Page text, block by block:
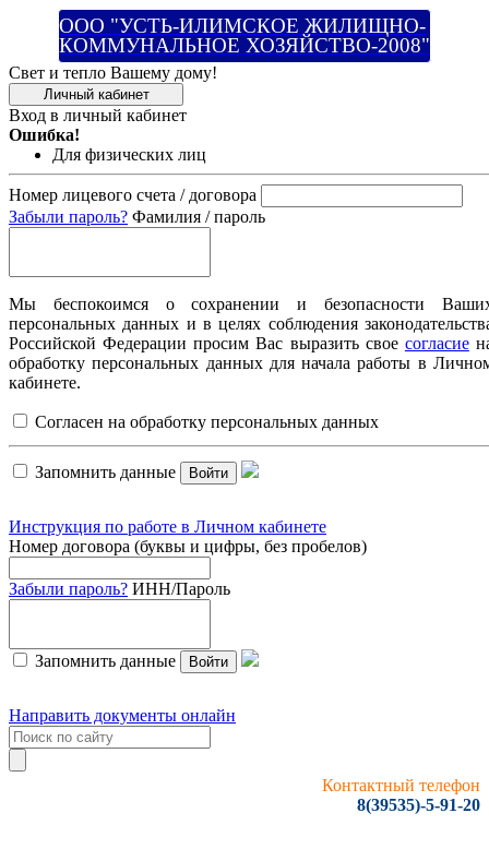
ООО "УСТЬ-ИЛИМСКОЕ ЖИЛИЩНО-
КОММУНАЛЬНОЕ ХОЗЯЙСТВО-2008"
Свет и тепло Вашему дому!
Личный кабинет
Вход в личный кабинет
Ошибка!
Для физических лиц
Номер лицевого счета / договора
Забыли пароль? Фамилия / пароль
Мы беспокоимся о сохранении и безопасности
персональных данных и в целях соблюдения
Российской Федерации просим Вас выразить свое согласие
обработку персональных данных для начала работы в
кабинете.
Согласен на обработку персональных данных
Запомнить данные Войти
Инструкция по работе в Личном кабинете
Номер договора (буквы и цифры, без пробелов)
Забыли пароль? ИНН/Пароль
Запомнить данные Войти
Направить документы онлайн
Контактный телефон
8(39535)-5-91-20